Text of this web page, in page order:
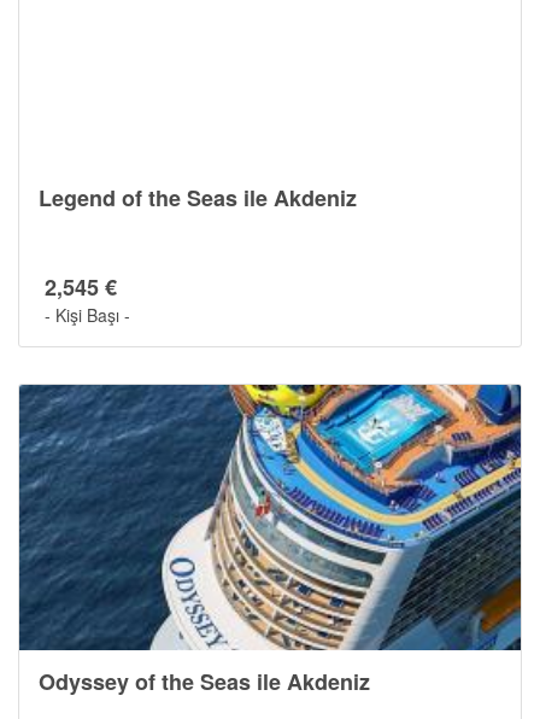
Legend of the Seas ile Akdeniz
2,545 €
- Kişi Başı -
Odyssey of the Seas ile Akdeniz